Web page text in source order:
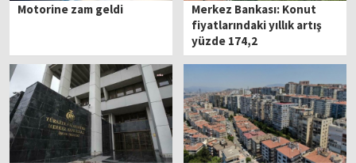
Motorine zam geldi
Merkez Bankası: Konut
fiyatlarındaki yıllık artış
yüzde 174,2